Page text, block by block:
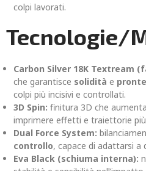
colpi lavorati.
Tecnologie/
Carbon Silver 18K Textream
che garantisce solidità e
colpi più incisivi e controllati.
3D Spin: finitura 3D che
imprimere effetti e traiettorie
Dual Force System:
controllo, capace di adattarsi a
Eva Black (schiuma interna):